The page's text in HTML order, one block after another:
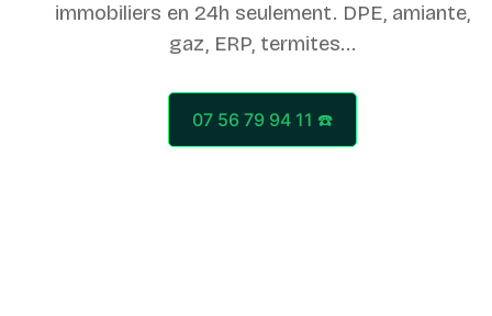
immobiliers en 24h seulement. DPE, amiante,
07 56 79 94 11 ☎️